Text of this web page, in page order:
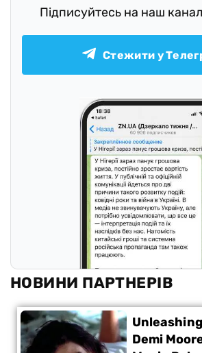
Підписуйтесь на наш
Стежити у